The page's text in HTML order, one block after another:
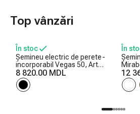
Top vânzări
În stoc
Șemineu electric de perete-
incorporabil Vegas 50, Art
Flame, 457x1270x126 mm,
1500W, 10 culori ale
flăcărilor, Termostat,
8 820.00 MDL
În
12